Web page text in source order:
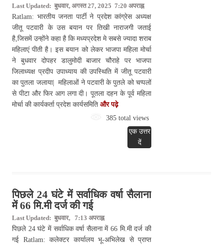
Last Updated: बुधवार, अगस्त 27, 2025 7:20 अपराह्न
Ratlam: भारतीय जनता पार्टी ने प्रदेश कांग्रेस अध्यक्ष
जीतू पटवारी के उस बयान पर तिखी नाराजगी जताई
है,जिसमें उन्होंने कहा है कि मध्यप्रदेश मे सबसे ज्यादा शराब
महिलाएं पीती है। इस बयान को लेकर भाजपा महिला मोर्चा
ने बुधवार दोपहर डालुमोदी बाजार चौराहे पर भाजपा
जिलाध्यक्ष प्रदीप उपाध्याय की उपस्थिति में जीतू पटवारी
का पुतला जलाया| महिलाओं ने पटवारी के पुतले को चप्पलों
से पीटा और फिर आग लगा दी। पूतला दहन के पूर्व महिला
मोर्चा की कार्यकर्ता प्रदेश कार्यसमिति और पढ़े
385 total views
एक उत्तर
दें
पिछले 24 घंटे में सर्वाधिक वर्षा सैलाना
में 66 मि.मी दर्ज की गई
Last Updated: बुधवार, 7:13 अपराह्न
पिछले 24 घंटे में सर्वाधिक वर्षा सैलाना में 66 मि.मी दर्ज की
गई Ratlam: कलेक्टर कार्यालय भू-अभिलेख से प्राप्त